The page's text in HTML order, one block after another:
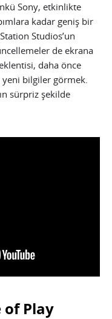
Sony, etkinlikte
kadar geniş bir
Studios’un
de ekrana
daha önce
bilgiler görmek.
sürpriz şekilde
of Play